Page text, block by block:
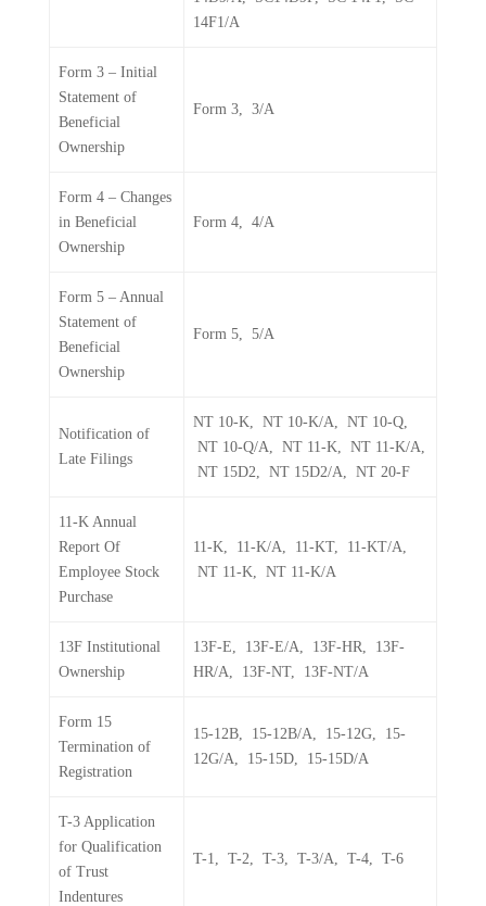
14F1/A
Form 3 – Initial
Statement of
Beneficial
Ownership
Form 3, 3/A
Form 4 – Changes
in Beneficial
Ownership
Form 4, 4/A
Form 5 – Annual
Statement of
Beneficial
Ownership
Form 5, 5/A
Notification of
Late Filings
NT 10-K, NT 10-K/A, NT 10-Q,
NT 10-Q/A, NT 11-K, NT 11-K/A,
NT 15D2, NT 15D2/A, NT 20-F
11-K Annual
Report Of
Employee Stock
Purchase
11-K, 11-K/A, 11-KT, 11-KT/A,
NT 11-K, NT 11-K/A
13F Institutional
Ownership
13F-E, 13F-E/A, 13F-HR, 13F-
HR/A, 13F-NT, 13F-NT/A
Form 15
Termination of
Registration
15-12B, 15-12B/A, 15-12G, 15-
12G/A, 15-15D, 15-15D/A
T-3 Application
for Qualification
of Trust
Indentures
T-1, T-2, T-3, T-3/A, T-4, T-6